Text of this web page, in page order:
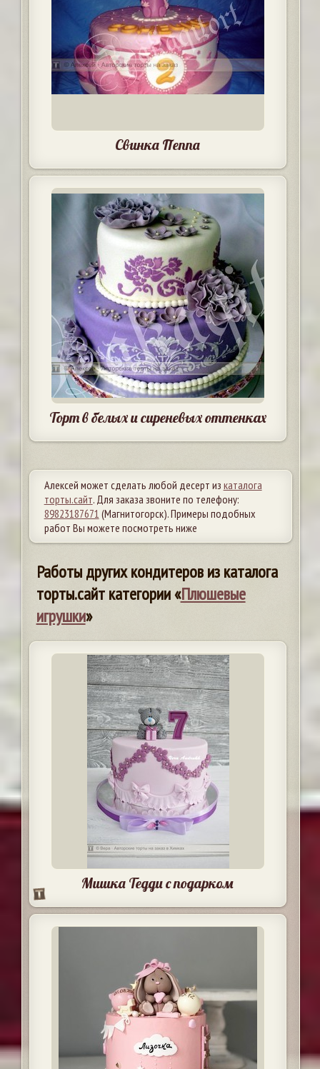
Свинка Пеппа
Торт в белых и сиреневых оттенках
Алексей может сделать любой десерт из каталога
торты.сайт. Для заказа звоните по телефону:
89823187671 (Магнитогорск). Примеры подобных
работ Вы можете посмотреть ниже
Работы других кондитеров из каталога
торты.сайт категории «Плюшевые
игрушки»
Мишка Тедди с подарком